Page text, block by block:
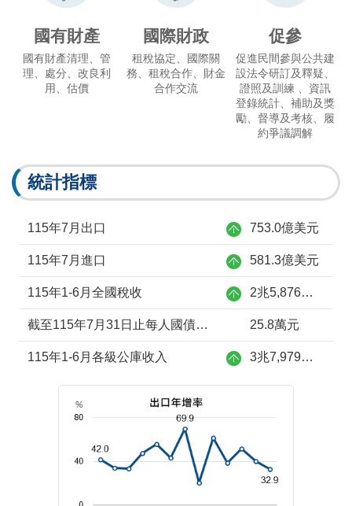
國有財產
國有財產清理、管
理、處分、改良利
用、估價
國際財政
租稅協定、國際關
務、租稅合作、財金
合作交流
促參
促進民間參與公共建
設法令研訂及釋疑、
證照及訓練 、資訊
登錄統計、補助及獎
勵、督導及考核、履
約爭議調解
統計指標
115年7月出口 753.0億美元
115年7月進口 581.3億美元
115年1-6月全國稅收 2兆5,876億元
截至115年7月31日止每人國債負擔 25.8萬元
115年1-6月各級公庫收入 3兆7,979億元